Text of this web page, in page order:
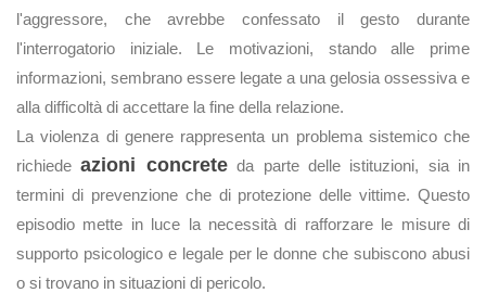
l'aggressore, che avrebbe confessato il gesto durante
l'interrogatorio iniziale. Le motivazioni, stando alle prime
informazioni, sembrano essere legate a una gelosia ossessiva e
alla difficoltà di accettare la fine della relazione.
La violenza di genere rappresenta un problema sistemico che
richiedeazioni concreteda parte delle istituzioni, sia in
termini di prevenzione che di protezione delle vittime. Questo
episodio mette in luce la necessità di rafforzare le misure di
supporto psicologico e legale per le donne che subiscono abusi
o si trovano in situazioni di pericolo.